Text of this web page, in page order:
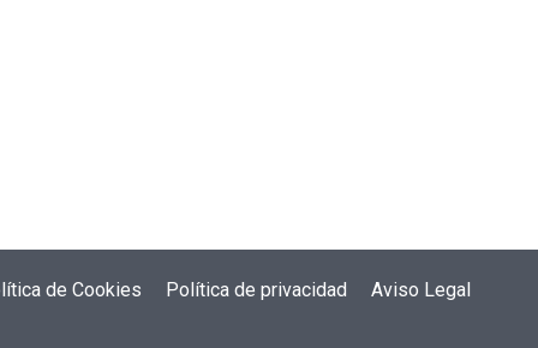
de Cookies Política de privacidad Aviso Legal